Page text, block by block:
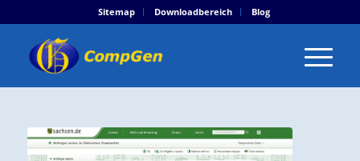
Sitemap Downloadbereich Blog